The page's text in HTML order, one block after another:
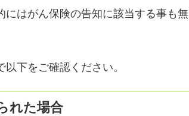
はがん保険の告知に該当する事も無
下をご確認ください。
れた場合